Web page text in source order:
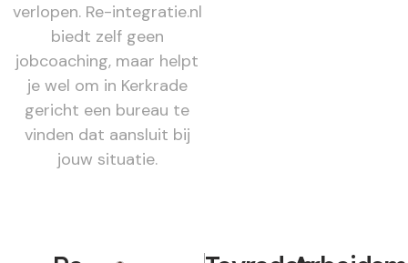
verlopen. Re-integratie.nl
biedt zelf geen
jobcoaching, maar helpt
je wel om in Kerkrade
gericht een bureau te
vinden dat aansluit bij
jouw situatie.